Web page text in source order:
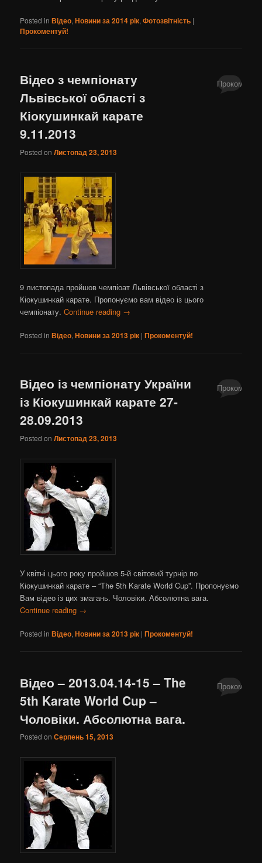
Posted in Відео,Новини за 2014 рік,Фотозвітність |
Прокоментуй!
Відео з чемпіонату
Львівської області з
Кіокушинкай карате
9.11.2013
Posted onЛистопад 23, 2013
9 листопада пройшов чемпіоат Львівської області з
Кіокушинкай карате. Пропонуємо вам відео із цього
чемпіонату.Continue reading →
Posted in Відео,Новини за 2013 рік |Прокоментуй!
Відео із чемпіонату України
із Кіокушинкай карате 27-
28.09.2013
Posted onЛистопад 23, 2013
У квітні цього року пройшов 5-й світовий турнір по
Кіокушинкай карате – “The 5th Karate World Cup”. Пропонуємо
Вам відео із цих змагань. Чоловіки. Абсолютна вага.
Continue reading →
Posted in Відео,Новини за 2013 рік |Прокоментуй!
Відео – 2013.04.14-15 – The
5th Karate World Cup –
Чоловіки. Абсолютна вага.
Posted onСерпень 15, 2013